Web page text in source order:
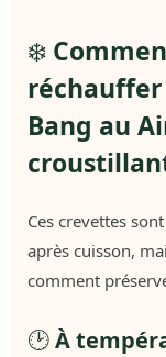
❄️
réchauffer
Bang au
Ces crevettes
après cuisson,
comment
🕑À